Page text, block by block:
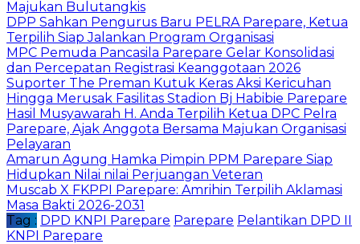
Majukan Bulutangkis
DPP Sahkan Pengurus Baru PELRA Parepare, Ketua
Terpilih Siap Jalankan Program Organisasi
MPC Pemuda Pancasila Parepare Gelar Konsolidasi
dan Percepatan Registrasi Keanggotaan 2026
Suporter The Preman Kutuk Keras Aksi Kericuhan
Hingga Merusak Fasilitas Stadion Bj Habibie Parepare
Hasil Musyawarah H. Anda Terpilih Ketua DPC Pelra
Parepare, Ajak Anggota Bersama Majukan Organisasi
Pelayaran
Amarun Agung Hamka Pimpin PPM Parepare Siap
Hidupkan Nilai nilai Perjuangan Veteran
Muscab X FKPPI Parepare: Amrihin Terpilih Aklamasi
Masa Bakti 2026-2031
Tag : DPD KNPI Parepare Parepare Pelantikan DPD II
KNPI Parepare